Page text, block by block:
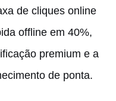
de cliques online
offline em 40%,
premium e a
de ponta.